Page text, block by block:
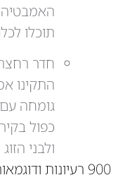
תוכלו
חדר
התקינו
גומחה
כפול
ולבני
900 רעיונות ודוגמאות לחדרי רחצה מעוצבים